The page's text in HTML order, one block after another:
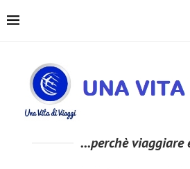
...perchè viaggiare